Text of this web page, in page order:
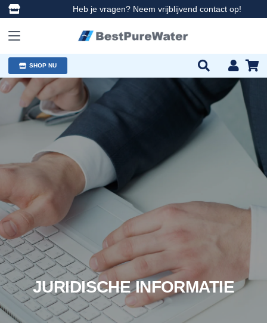
Heb je vragen? Neem vrijblijvend contact op!
SHOP NU
JURIDISCHE INFORMATIE